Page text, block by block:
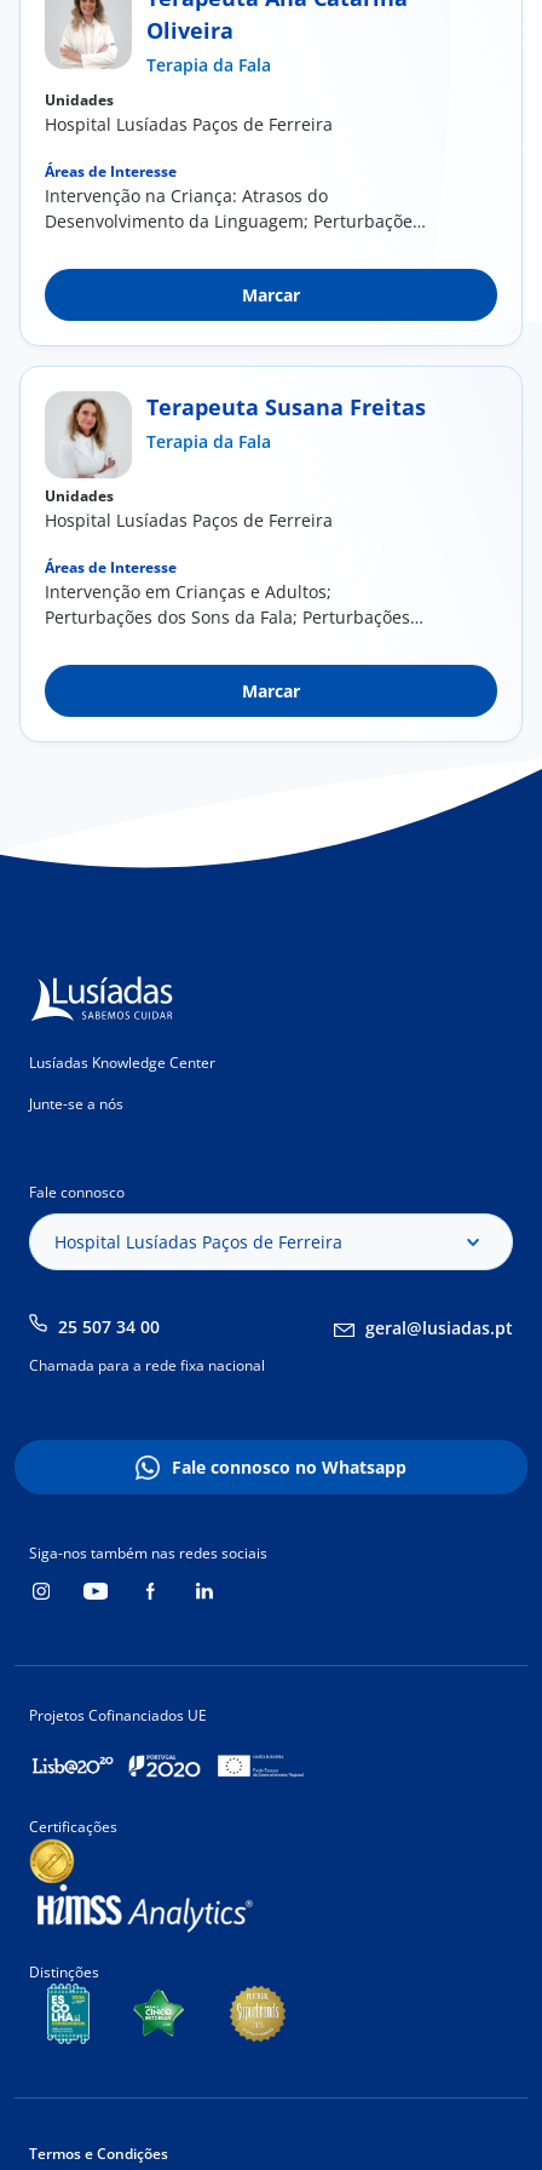
a nós
EN
Oliveira
Terapia da Fala
Unidades
Hospital Lusíadas Paços de Ferreira
Áreas de Interesse
Intervenção na Criança: Atrasos do
Desenvolvimento da Linguagem; Perturbações
Marcar
Terapeuta Susana Freitas
Terapia da Fala
Unidades
Hospital Lusíadas Paços de Ferreira
Áreas de Interesse
Intervenção em Crianças e Adultos;
Perturbações dos Sons da Fala; Perturbações
Marcar
Lusíadas Knowledge Center
Junte-se a nós
Fale connosco
Hospital Lusíadas Paços de Ferreira
25 507 34 00 geral@lusiadas.pt
Chamada para a rede fixa nacional
Fale connosco no Whatsapp
Siga-nos também nas redes sociais
Projetos Cofinanciados UE
Certificações
Distinções
Termos e Condições